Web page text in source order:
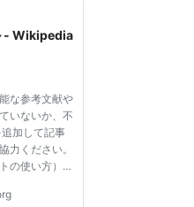
の2） 第1
- Wikipedia
な参考文献や
いないか、不
加して記事
力ください。
の使い方）
タール" – ニ
ー · CiNii ·